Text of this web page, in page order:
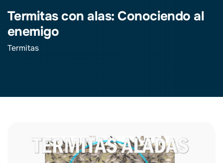
Termitas con alas: Conociendo al
enemigo
Termitas